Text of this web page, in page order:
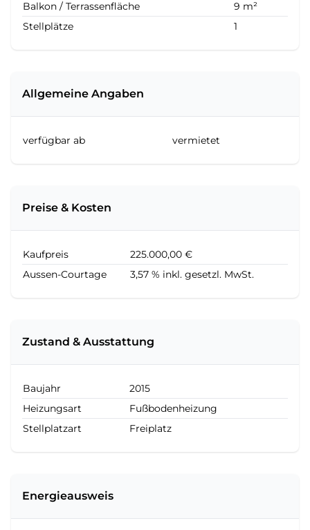
Balkon / Terrassenfläche
9 m²
Stellplätze
1
Allgemeine Angaben
verfügbar ab vermietet
Preise & Kosten
Kaufpreis
225.000,00 €
Aussen-Courtage
3,57 % inkl. gesetzl. MwSt.
Zustand & Ausstattung
Baujahr
2015
Heizungsart
Fußbodenheizung
Stellplatzart
Freiplatz
Energieausweis